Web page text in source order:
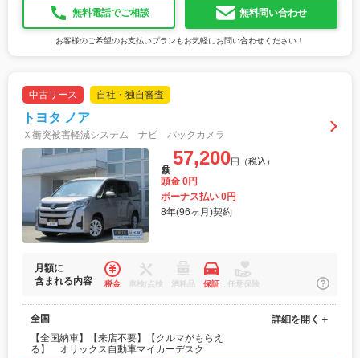
無料電話でご相談 無料問い合わせ
お客様のご希望のお支払いプランもお気軽にお問い合わせください！
中古リース 自社・独自審査
トヨタ ノア
Ｘ衝突被害軽減システム ナビ バックカメラ
57,200円（税込）
頭金 0円
ボーナス払い 0円
8年(96ヶ月)契約
月額に
含まれる内容
税金 車検/点検 消耗品 保証 任意保険
全国
【全国納車】【来店不要】【クルマがもらえ
る】 オリックス自動車マイカーデスク
詳細を開く＋